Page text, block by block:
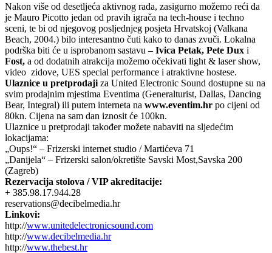
Nakon više od desetljeća aktivnog rada, zasigurno možemo reći da
je Mauro Picotto jedan od pravih igrača na tech-house i techno
sceni, te bi od njegovog posljednjeg posjeta Hrvatskoj (Valkana
Beach, 2004.) bilo interesantno čuti kako to danas zvuči. Lokalna
podrška biti će u isprobanom sastavu– Ivica Petak, Pete Dux i
Fost, a od dodatnih atrakcija možemo očekivati light & laser show,
video zidove, UES special performance i atraktivne hostese.
Ulaznice u pretprodaji za United Electronic Sound dostupne su na
svim prodajnim mjestima Eventima (Generalturist, Dallas, Dancing
Bear, Integral) ili putem interneta na www.eventim.hr po cijeni od
80kn. Cijena na sam dan iznosit će 100kn.
Ulaznice u pretprodaji također možete nabaviti na sljedećim
lokacijama:
„Oups!“ – Frizerski internet studio / Martićeva 71
„Danijela“ – Frizerski salon/okretište Savski Most,Savska 200
(Zagreb)
Rezervacija stolova / VIP akreditacije:
+ 385.98.17.944.28
reservations@decibelmedia.hr
Linkovi:
http://www.unitedelectronicsound.com
http://www.decibelmedia.hr
http://www.thebest.hr